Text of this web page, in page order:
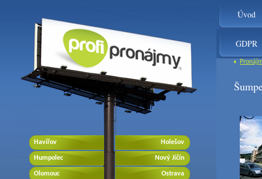
Úvod
GDPR
Havířov Holešov
Humpolec Nový Jičín
Olomouc Ostrava